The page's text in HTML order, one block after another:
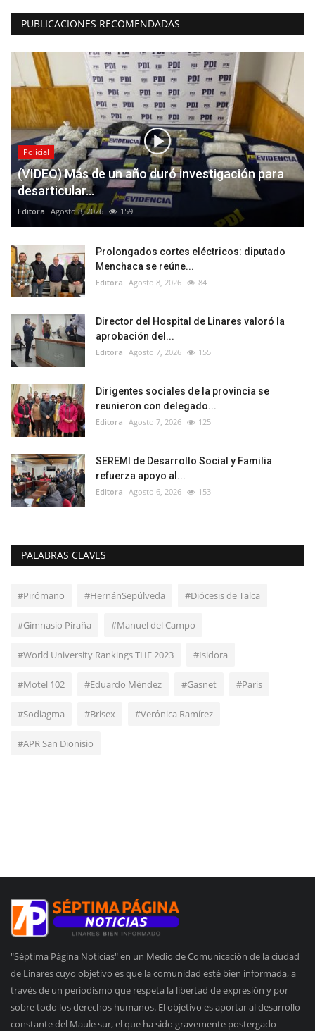
PUBLICACIONES RECOMENDADAS
Policial
(VIDEO) Más de un año duró investigación para
desarticular...
Editora Agosto 8, 2026 159
Prolongados cortes eléctricos: diputado
Menchaca se reúne...
Editora Agosto 8, 2026 84
Director del Hospital de Linares valoró la
aprobación del...
Editora Agosto 7, 2026 155
Dirigentes sociales de la provincia se
reunieron con delegado...
Editora Agosto 7, 2026 125
SEREMI de Desarrollo Social y Familia
refuerza apoyo al...
Editora Agosto 6, 2026 153
PALABRAS CLAVES
#Pirómano #HernánSepúlveda #Diócesis de Talca
#Gimnasio Piraña #Manuel del Campo
#World University Rankings THE 2023 #Isidora
#Motel 102 #Eduardo Méndez #Gasnet #Paris
#Sodiagma #Brisex #Verónica Ramírez
#APR San Dionisio
"Séptima Página Noticias" en un Medio de Comunicación de la ciudad
de Linares cuyo objetivo es que la comunidad esté bien informada, a
través de un periodismo que respeta la libertad de expresión y por
sobre todo los derechos humanos. El objetivo es aportar al desarrollo
constante del Maule sur, el que ha sido gravemente postergado